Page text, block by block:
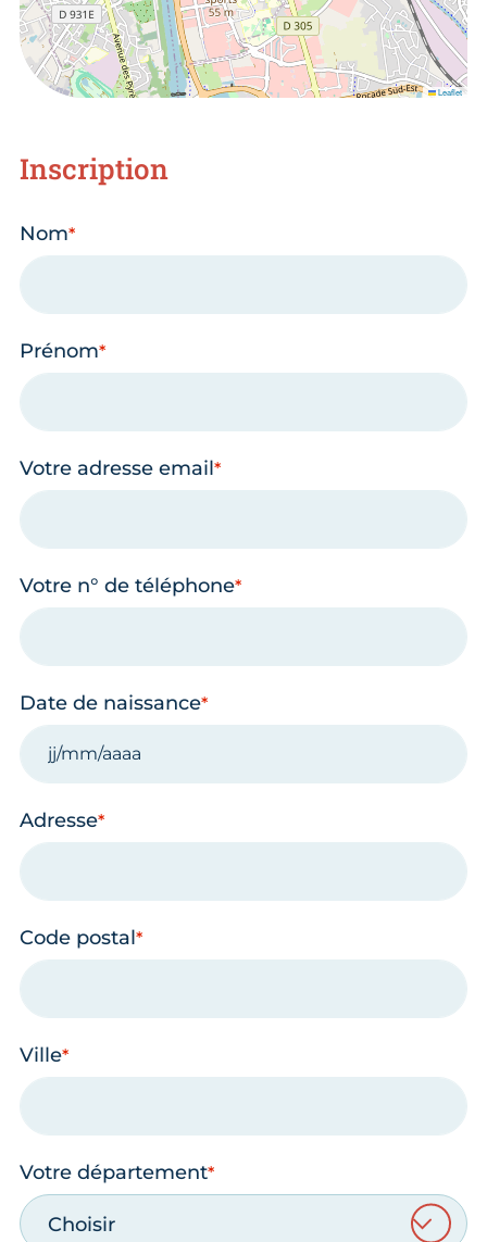
Leaflet
Inscription
Nom
Prénom
Votre adresse email
Votre n° de téléphone
Date de naissance
Adresse
Code postal
Ville
Votre département
Choisir